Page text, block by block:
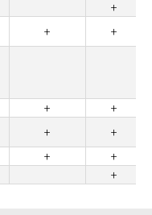
+
+
+
+
+
+
+
+
+
+